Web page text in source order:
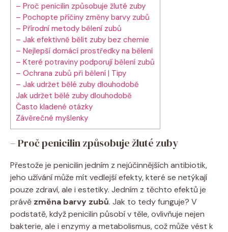
– Proč penicilin způsobuje žluté zuby
– Pochopte příčiny změny barvy zubů
– Přírodní metody bělení zubů
– Jak efektivně bělit zuby bez chemie
– Nejlepší domácí prostředky na bělení
– Které potraviny podporují bělení zubů
– Ochrana zubů při bělení | Tipy
– Jak udržet bělé zuby dlouhodobě
Jak udržet bělé zuby dlouhodobě
Často kladené otázky
Závěrečné myšlenky
– Proč penicilin způsobuje žluté zuby
Přestože je penicilin jedním z nejúčinnějších antibiotik,
jeho užívání může mít vedlejší efekty, které se netýkají
pouze zdraví, ale i estetiky. Jedním z těchto efektů je
právě změna barvy zubů. Jak to tedy funguje? V
podstatě, když penicilin působí v těle, ovlivňuje nejen
bakterie, ale i enzymy a metabolismus, což může vést k